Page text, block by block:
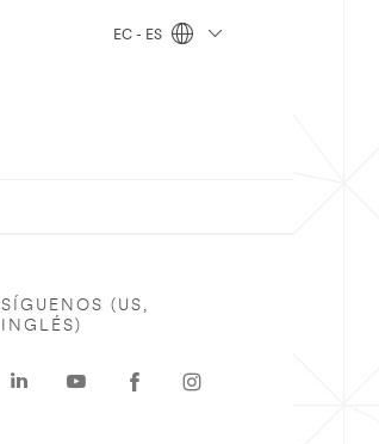
EC - ES
SÍGUENOS (US,
INGLÉS)